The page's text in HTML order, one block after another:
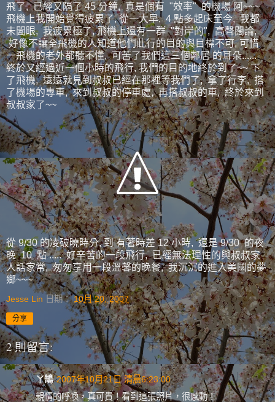
飛了, 已經又隔了 45 分鐘, 真是個有 "效率" 的機場 阿~~~
飛機上我開始覺得疲累了, 從一大早, 4 點多起床至今, 我都
未闔眼, 我疲累極了, 飛機上還有一群 "對岸的", 高聲闊論,
好像不讓全飛機的人知道他們此行的目的與目標不可, 可惜
一飛機的老外都聽不懂, 可苦了我們這三個鄰居 的耳朵......
終於又經過近一個小時的飛行, 我們的目的地終於到了~~ 下
了飛機, 遠遠就見到叔叔已經在那裡等我們了, 拿了行李, 搭
了機場的專車, 來到叔叔的停車處, 再搭叔叔的車, 終於來到
叔叔家了~~
從 9/30 的凌破曉時分, 到 有著時差 12 小時, 還是 9/30 的夜
晚 10 點 ..... 好辛苦的一段飛行, 已經無法理性的與叔叔家
人話家常, 匆匆享用一段溫馨的晚餐, 我沉沉的進入美國的夢
鄉~~~
Jesse Lin 日期：10月 20, 2007
分享
2 則留言:
ㄚ鵠 2007年10月21日 清晨6:23:00
親情的呼喚，真可貴！看到這張照片，很感動！